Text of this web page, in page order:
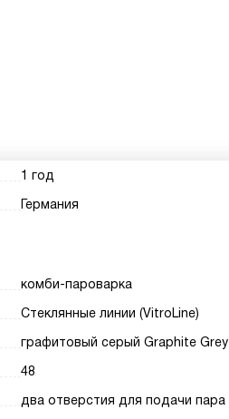
1 год
Германия
комби-пароварка
Стеклянные линии (VitroLine)
графитовый серый Graphite Grey
48
два отверстия для подачи пара